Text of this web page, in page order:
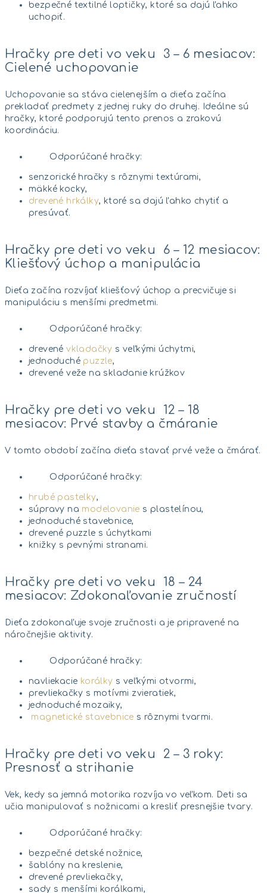
bezpečné textilné loptičky, ktoré sa dajú ľahko
uchopiť.
Hračky pre deti vo veku 3 – 6 mesiacov:
Cielené uchopovanie
Uchopovanie sa stáva cielenejším a dieťa začína
prekladať predmety z jednej ruky do druhej. Ideálne sú
hračky, ktoré podporujú tento prenos a zrakovú
koordináciu.
Odporúčané hračky:
senzorické hračky s rôznymi textúrami,
mäkké kocky,
drevené hrkálky, ktoré sa dajú ľahko chytiť a
presúvať.
Hračky pre deti vo veku 6 – 12 mesiacov:
Kliešťový úchop a manipulácia
Dieťa začína rozvíjať kliešťový úchop a precvičuje si
manipuláciu s menšími predmetmi.
Odporúčané hračky:
drevené vkladačky s veľkými úchytmi,
jednoduché puzzle,
drevené veže na skladanie krúžkov
Hračky pre deti vo veku 12 – 18
mesiacov: Prvé stavby a čmáranie
V tomto období začína dieťa stavať prvé veže a čmárať.
Odporúčané hračky:
hrubé pastelky,
súpravy na modelovanie s plastelínou,
jednoduché stavebnice,
drevené puzzle s úchytkami
knižky s pevnými stranami.
Hračky pre deti vo veku 18 – 24
mesiacov: Zdokonaľovanie zručností
Dieťa zdokonaľuje svoje zručnosti a je pripravené na
náročnejšie aktivity.
Odporúčané hračky:
navliekacie korálky s veľkými otvormi,
prevliekačky s motívmi zvieratiek,
jednoduché mozaiky,
magnetické stavebnice s rôznymi tvarmi.
Hračky pre deti vo veku 2 – 3 roky:
Presnosť a strihanie
Vek, kedy sa jemná motorika rozvíja vo veľkom. Deti sa
učia manipulovať s nožnicami a kresliť presnejšie tvary.
Odporúčané hračky:
bezpečné detské nožnice,
šablóny na kreslenie,
drevené prevliekačky,
sady s menšími korálkami,